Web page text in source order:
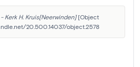
Kerk H. Kruis[Neerwinden] [Object
20.500.14037/object.2578